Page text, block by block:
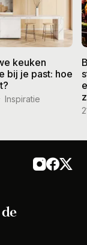
keuken
bij je past: hoe
Inspiratie